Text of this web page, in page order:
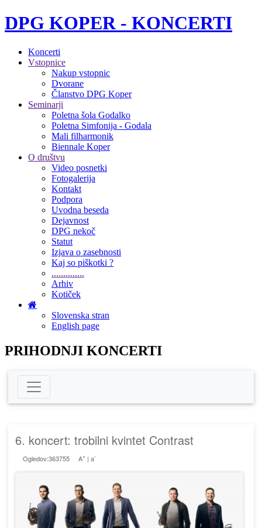
DPG KOPER - KONCERTI
Koncerti
Vstopnice
Nakup vstopnic
Dvorane
Članstvo DPG Koper
Seminarji
Poletna šola Godalko
Poletna Simfonija - Godala
Mali filharmonik
Biennale Koper
O društvu
Video posnetki
Fotogalerija
Kontakt
Podpora
Uvodna beseda
Dejavnost
DPG nekoč
Statut
Izjava o zasebnosti
Kaj so piškotki ?
..............
Arhiv
Kotiček
Slovenska stran
English page
PRIHODNJI KONCERTI
6. koncert: trobilni kvintet Contrast
Ogledov:363755 A+| a-